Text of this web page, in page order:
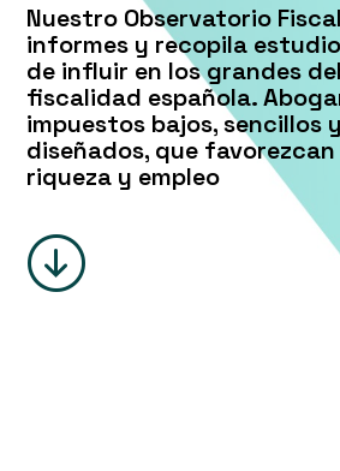
Nuestro Observatorio
informes y recopila
de influir en los grandes
fiscalidad española.
impuestos bajos, sencillos
diseñados, que
riqueza y empleo